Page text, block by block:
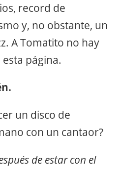
record de
y, no obstante, un
A Tomatito no hay
página.
un disco de
con un cantaor?
de estar con el